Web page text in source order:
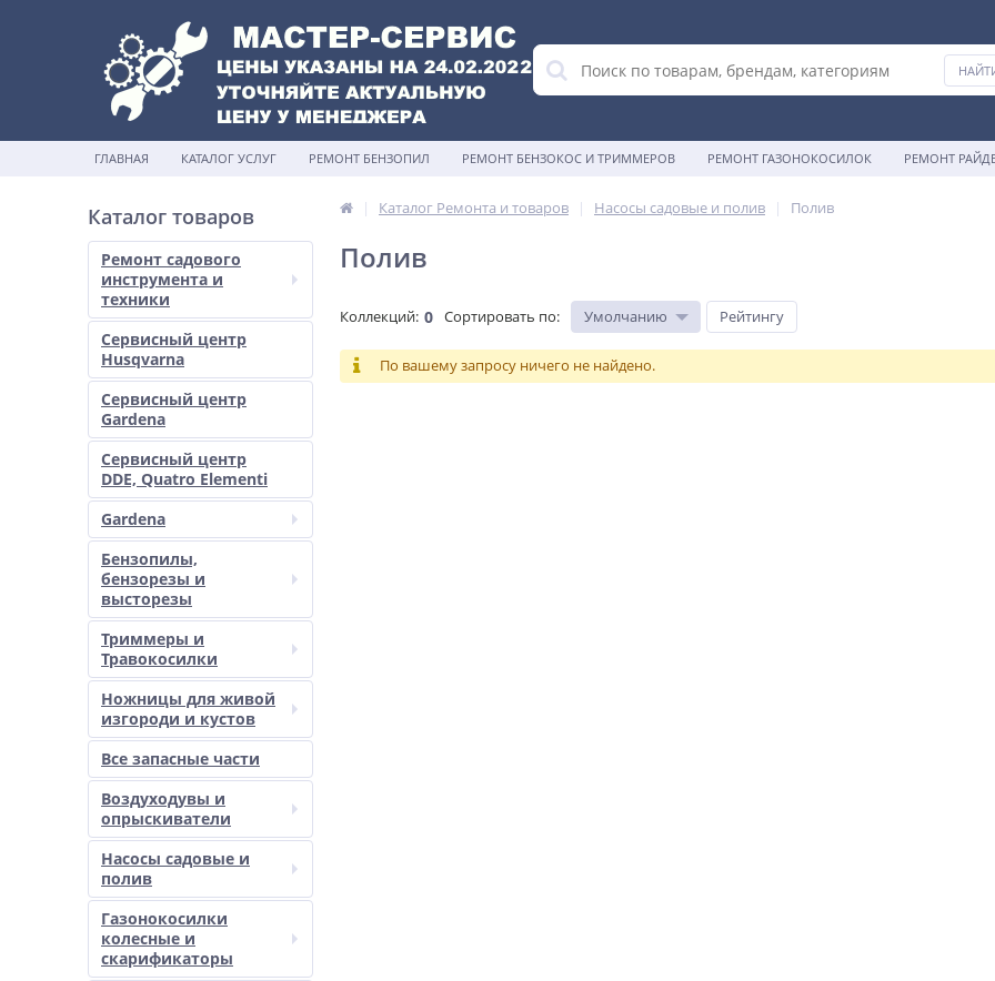
ГЛАВНАЯ КАТАЛОГ УСЛУГ РЕМОНТ БЕНЗОПИЛ РЕМОНТ БЕНЗОКОС И ТРИММЕРОВ РЕМОНТ ГАЗОНОКОСИЛОК РЕМОНТ
Каталог товаров
Ремонт садового
инструмента и
техники
Сервисный центр
Husqvarna
Сервисный центр
Gardena
Сервисный центр
DDE, Quatro Elementi
Gardena
Бензопилы,
бензорезы и
высторезы
Триммеры и
Травокосилки
Ножницы для живой
изгороди и кустов
Все запасные части
Воздуходувы и
опрыскиватели
Насосы садовые и
полив
Газонокосилки
колесные и
скарификаторы
Каталог Ремонта и товаров Насосы садовые и полив Полив
Полив
Коллекций: 0 Сортировать по: Умолчанию Рейтингу
По вашему запросу ничего не найдено.